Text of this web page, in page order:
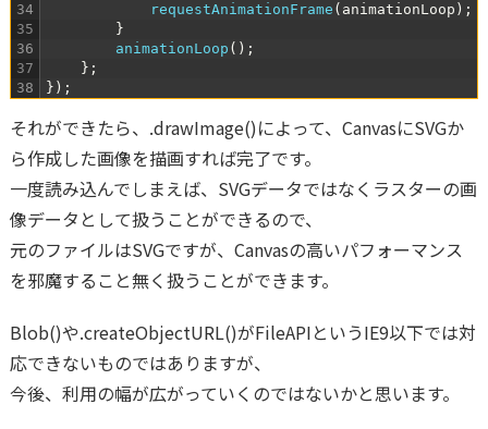
34
35
36
37
38
requestAnimationFrame ( animationLoop ) ;
}
animationLoop ( ) ;
} ;
} ) ;
それができたら、.drawImage()によって、CanvasにSVGか
ら作成した画像を描画すれば完了です。
一度読み込んでしまえば、SVGデータではなくラスターの画
像データとして扱うことができるので、
元のファイルはSVGですが、Canvasの高いパフォーマンス
を邪魔すること無く扱うことができます。
Blob()や.createObjectURL()がFileAPIというIE9以下では対
応できないものではありますが、
今後、利用の幅が広がっていくのではないかと思います。